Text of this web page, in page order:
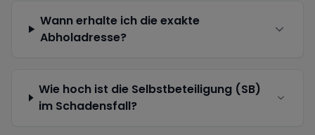
Wann erhalte ich die exakte
Abholadresse?
Wie hoch ist die Selbstbeteiligung (SB)
im Schadensfall?